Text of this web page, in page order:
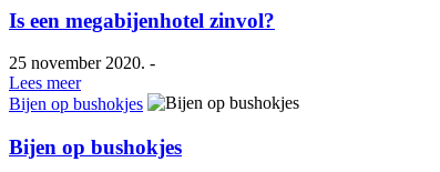
Is een megabijenhotel zinvol?
25 november 2020. -
Lees meer
Bijen op bushokjes
Bijen op bushokjes